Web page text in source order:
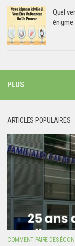
Quel
PLUS
ARTICLES POPULAIRES
COMMENT FAIRE DES